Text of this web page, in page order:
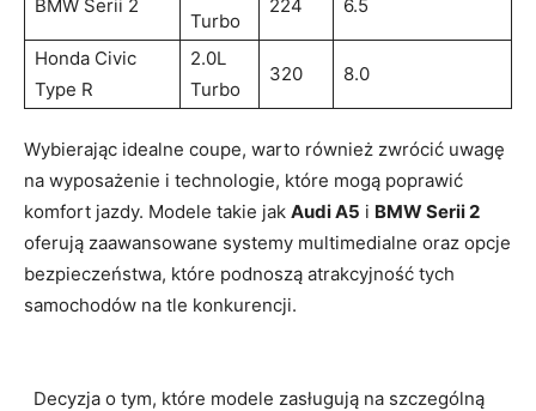
BMW Serii 2
Turbo
224 6.5
Honda Civic
Type R
2.0L
Turbo
320 8.0
Wybierając idealne coupe, warto⁣ również zwrócić uwagę
na wyposażenie i technologie, które mogą poprawić
komfort jazdy. Modele takie jak Audi A5 i BMW Serii 2
oferują zaawansowane ‌systemy multimedialne oraz opcje
bezpieczeństwa, które podnoszą​ atrakcyjność tych
samochodów na tle konkurencji.
⁤ ⁢ Decyzja o tym, które modele zasługują na szczególną